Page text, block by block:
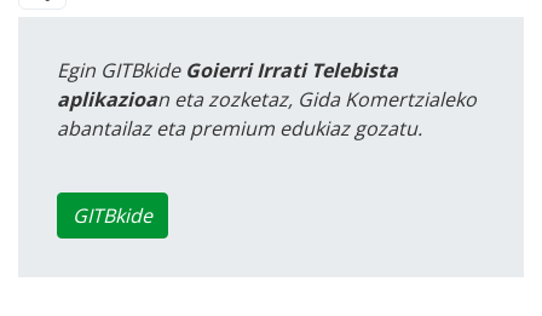
Egin GITBkide Goierri Irrati Telebista
aplikazioan eta zozketaz, Gida Komertzialeko
abantailaz eta premium edukiaz gozatu.
GITBkide